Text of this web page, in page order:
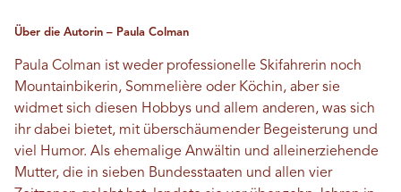
Über die Autorin – Paula Colman
Paula Colman ist weder professionelle Skifahrerin noch
Mountainbikerin, Sommelière oder Köchin, aber sie
widmet sich diesen Hobbys und allem anderen, was sich
ihr dabei bietet, mit überschäumender Begeisterung und
viel Humor. Als ehemalige Anwältin und alleinerziehende
Mutter, die in sieben Bundesstaaten und allen vier